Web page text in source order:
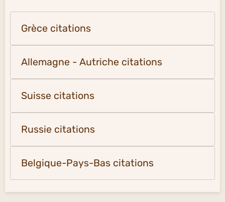
Grèce citations
Allemagne - Autriche citations
Suisse citations
Russie citations
Belgique-Pays-Bas citations